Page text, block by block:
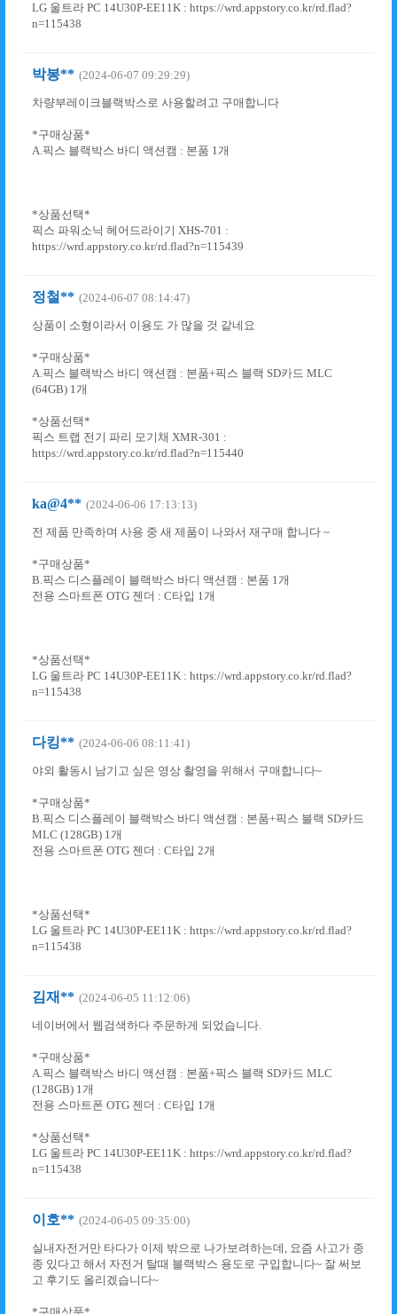
LG 울트라 PC 14U30P-EE11K : https://wrd.appstory.co.kr/rd.flad?
n=115438
박봉** (2024-06-07 09:29:29)
차량부레이크블랙박스로 사용할려고 구매합니다
*구매상품*
A.픽스 블랙박스 바디 액션캠 : 본품 1개
*상품선택*
픽스 파워소닉 헤어드라이기 XHS-701 :
https://wrd.appstory.co.kr/rd.flad?n=115439
정철** (2024-06-07 08:14:47)
상품이 소형이라서 이용도 가 많을 것 같네요
*구매상품*
A.픽스 블랙박스 바디 액션캠 : 본품+픽스 블랙 SD카드 MLC
(64GB) 1개
*상품선택*
픽스 트랩 전기 파리 모기채 XMR-301 :
https://wrd.appstory.co.kr/rd.flad?n=115440
ka@4** (2024-06-06 17:13:13)
전 제품 만족하며 사용 중 새 제품이 나와서 재구매 합니다 ~
*구매상품*
B.픽스 디스플레이 블랙박스 바디 액션캠 : 본품 1개
전용 스마트폰 OTG 젠더 : C타입 1개
*상품선택*
LG 울트라 PC 14U30P-EE11K : https://wrd.appstory.co.kr/rd.flad?
n=115438
다킹** (2024-06-06 08:11:41)
야외 활동시 남기고 싶은 영상 촬영을 위해서 구매합니다~
*구매상품*
B.픽스 디스플레이 블랙박스 바디 액션캠 : 본품+픽스 블랙 SD카드
MLC (128GB) 1개
전용 스마트폰 OTG 젠더 : C타입 2개
*상품선택*
LG 울트라 PC 14U30P-EE11K : https://wrd.appstory.co.kr/rd.flad?
n=115438
김재** (2024-06-05 11:12:06)
네이버에서 웹검색하다 주문하게 되었습니다.
*구매상품*
A.픽스 블랙박스 바디 액션캠 : 본품+픽스 블랙 SD카드 MLC
(128GB) 1개
전용 스마트폰 OTG 젠더 : C타입 1개
*상품선택*
LG 울트라 PC 14U30P-EE11K : https://wrd.appstory.co.kr/rd.flad?
n=115438
이호** (2024-06-05 09:35:00)
실내자전거만 타다가 이제 밖으로 나가보려하는데, 요즘 사고가 종
종 있다고 해서 자전거 탈때 블랙박스 용도로 구입합니다~ 잘 써보
고 후기도 올리겠습니다~